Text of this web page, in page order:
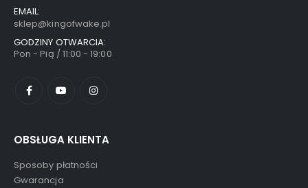
EMAIL:
sklep@kingofwake.pl
GODZINY OTWARCIA:
Pon - Pią / 11:00 - 19:00
OBSŁUGA KLIENTA
Sposoby płatności
Gwarancja